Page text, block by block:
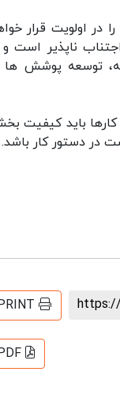
اولویت قرار
ناپذیر است و
توسعه پوشش ها
باید کیفیت
دستور کار باشد.
PRINT
PDF